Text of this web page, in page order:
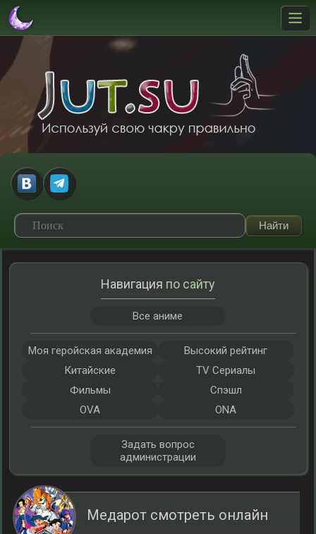
Медарот смотреть онлайн
Навигация по сайту
Все аниме
Моя геройская академия
Высокий рейтинг
Китайские
TV Сериалы
Фильмы
Спэшл
OVA
ONA
Задать вопрос
администрации